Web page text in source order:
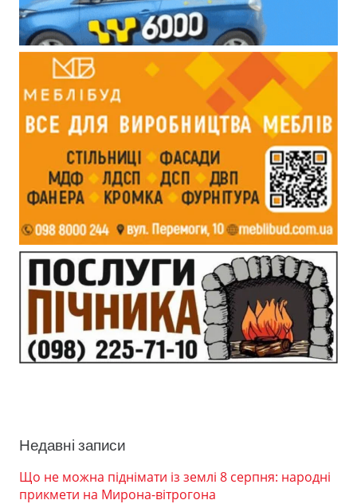
Недавні записи
Що не можна піднімати із землі 8 серпня: народні
прикмети на Мирона-вітрогона